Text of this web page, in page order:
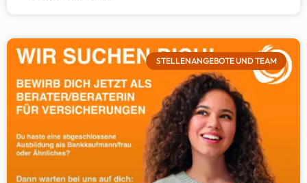
STELLENANGEBOTE UND TEAM